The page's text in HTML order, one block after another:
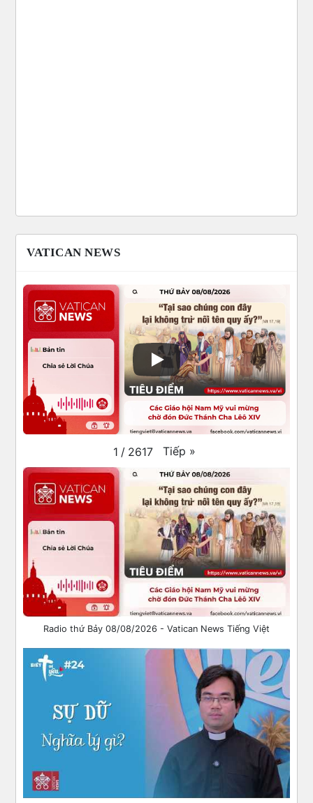
VATICAN NEWS
1 / 2617 Tiếp »
Radio thứ Bảy 08/08/2026 - Vatican News Tiếng Việt